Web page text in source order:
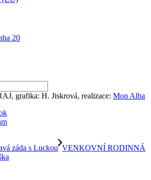
20
grafika: H. Jiskrová, realizace: Mon Alba
záda s Luckou VENKOVNÍ RODINNÁ